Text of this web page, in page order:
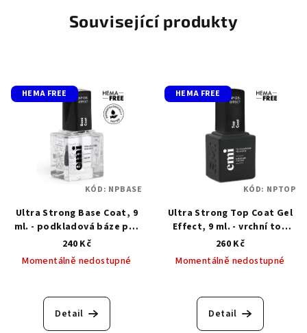
Související produkty
HEMA FREE
Ultra Strong Base Coat, 9
ml. - podkladová báze pro
klasický lak
240 Kč
Momentálně nedostupné
Detail
KÓD: NPBASE
HEMA FREE
Ultra Strong Top Coat Gel
Effect, 9 ml. - vrchní top
pro klasický lak
260 Kč
Momentálně nedostupné
Detail
KÓD: NPTOP